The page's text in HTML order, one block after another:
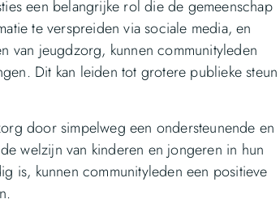
een belangrijke rol die de gemeenschap
te verspreiden via sociale media, en
van jeugdzorg, kunnen communityleden
Dit kan leiden tot grotere publieke steun
door simpelweg een ondersteunende en
welzijn van kinderen en jongeren in hun
is, kunnen communityleden een positieve